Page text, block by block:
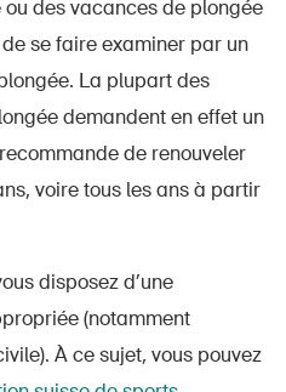
des vacances de plongée
se faire examiner par un
La plupart des
demandent en effet un
de renouveler
voire tous les ans à partir
disposez d’une
(notamment
À ce sujet, vous pouvez